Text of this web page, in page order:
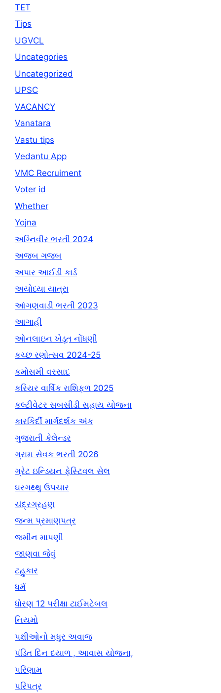
TET
Tips
UGVCL
Uncategories
Uncategorized
UPSC
VACANCY
Vanatara
Vastu tips
Vedantu App
VMC Recruiment
Voter id
Whether
Yojna
અગ્નિવીર ભરતી 2024
અજબ ગજબ
અપાર આઈડી કાર્ડ
અયોધ્યા યાત્રા
આંગણવાડી ભરતી 2023
આગાહી
ઓનલાઇન ખેડૂત નોંધણી
કચ્છ રણોત્સવ 2024-25
કમોસમી વરસાદ
કરિયર વાર્ષિક રાશિફળ 2025
કલ્ટીવેટર સબસીડી સહાય યોજના
કારકિર્દી માર્ગદર્શક અંક
ગુજરાતી કેલેન્ડર
ગ્રામ સેવક ભરતી 2026
ગ્રેટ ઇન્ડિયન ફેસ્ટિવલ સેલ
ઘરગથ્થુ ઉપચાર
ચંદ્રગ્રહણ
જન્મ પ્રમાણપત્ર
જમીન માપણી
જાણવા જેવું
ટહુકાર
ધર્મ
ધોરણ 12 પરીક્ષા ટાઈમટેબલ
નિયમો
પક્ષીઓનો મધુર અવાજ
પંડિત દિન દયાળ , આવાસ યોજના,
પરિણામ
પરિપત્ર